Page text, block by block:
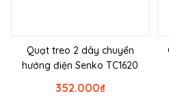
Quạt treo 2 dây chuyển
hướng điện Senko TC1620
₫
352.000